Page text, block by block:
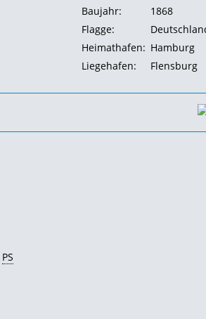
Baujahr:
1868
Flagge:
Heimathafen: Hamburg
Liegehafen:
Flensburg
PS